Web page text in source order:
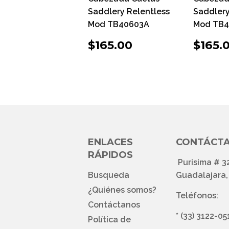
Saddlery Relentless
Mod TB40603A
PRECIO
HABITUAL
$165.00
Mod
ENLACES
RÁPIDOS
Busqueda
¿Quiénes somos?
Contáctanos
Política de
Purisima #
Teléfonos:
* (33) 3122-